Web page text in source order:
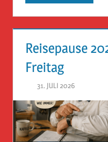
Reisepause
Freitag
31. JULI 2026